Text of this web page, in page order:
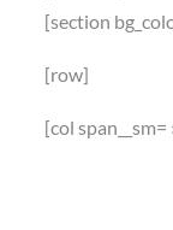
[section
[row]
[col